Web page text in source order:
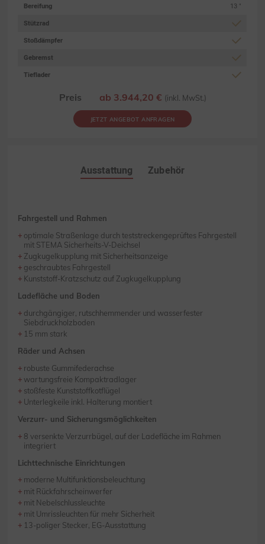
Bereifung
13 "
Stützrad
Stoßdämpfer
Gebremst
Tieflader
Preis ab 3.944,20 € (inkl. MwSt.)
JETZT ANGEBOT ANFRAGEN
Ausstattung Zubehör
Fahrgestell und Rahmen
optimale Straßenlage durch teststreckengeprüftes Fahrgestell
mit STEMA Sicherheits-V-Deichsel
Zugkugelkupplung mit Sicherheitsanzeige
geschraubtes Fahrgestell
Kunststoff-Kratzschutz auf Zugkugelkupplung
Ladefläche und Boden
durchgängiger, rutschhemmender und wasserfester
Siebdruckholzboden
15 mm stark
Räder und Achsen
robuste Gummifederachse
wartungsfreie Kompaktradlager
stoßfeste Kunststoffkotflügel
Unterlegkeile inkl. Halterung montiert
Verzurr- und Sicherungsmöglichkeiten
8 versenkte Verzurrbügel, auf der Ladefläche im Rahmen
integriert
Lichttechnische Einrichtungen
moderne Multifunktionsbeleuchtung
mit Rückfahrscheinwerfer
mit Nebelschlussleuchte
mit Umrissleuchten für mehr Sicherheit
13-poliger Stecker, EG-Ausstattung